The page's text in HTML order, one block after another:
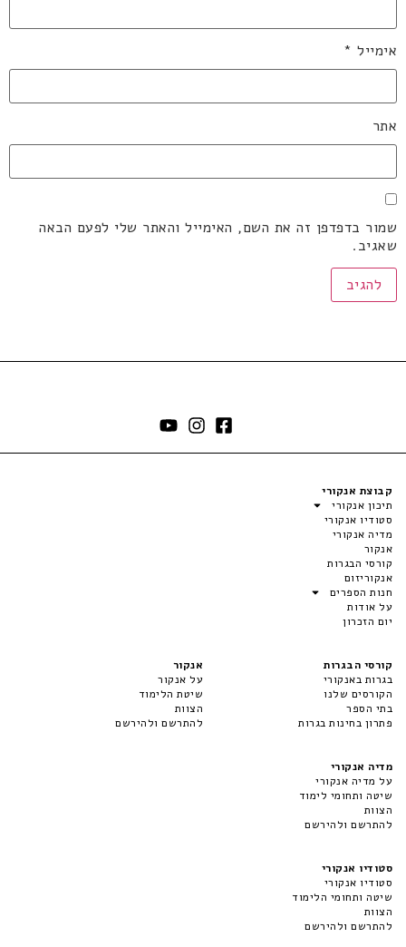
אימייל *
אתר
שמור בדפדפן זה את השם, האימייל והאתר שלי לפעם הבאה
שאגיב.
קבוצת אנקורי
תיכון אנקורי
סטודיו אנקורי
מדיה אנקורי
אנקור
קורסי הבגרות
אנקוריזום
חנות הספרים
על אודות
יום הזכרון
קורסי הבגרות
בגרות באנקורי
הקורסים שלנו
בתי הספר
פתרון בחינות בגרות
אנקור
על אנקור
שיטת הלימוד
הצוות
להתרשם ולהירשם
מדיה אנקורי
על מדיה אנקורי
שיטה ותחומי לימוד
הצוות
להתרשם ולהירשם
סטודיו אנקורי
סטודיו אנקורי
שיטה ותחומי הלימוד
הצוות
להתרשם ולהירשם